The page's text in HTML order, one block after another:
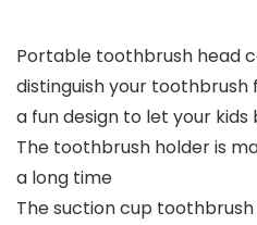
Portable toothbrush head
distinguish your
a fun design to let your
The toothbrush holder is
a long time
The suction cup